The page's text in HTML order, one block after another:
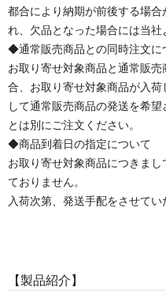
都合により納期が前後する場
れ、欠品となった場合には当社
◆通常販売商品との同時注文に
お取り寄せ対象商品と通常販
合、お取り寄せ対象商品が入
して通常販売商品の発送を希
とは別にご注文ください。
◆商品到着日の指定について
お取り寄せ対象商品につきま
ておりません。
入荷次第、発送手配をさせてい
【製品紹介】